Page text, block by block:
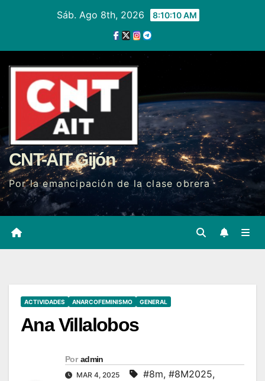
Sáb. Ago 8th, 2026 8:10:11 AM
CNT-AIT Gijón
Por la emancipación de la clase obrera
ACTIVIDADES ANARCOFEMINISMO GENERAL
Ana Villalobos
Por admin
MAR 4, 2025 #8m, #8M2025,